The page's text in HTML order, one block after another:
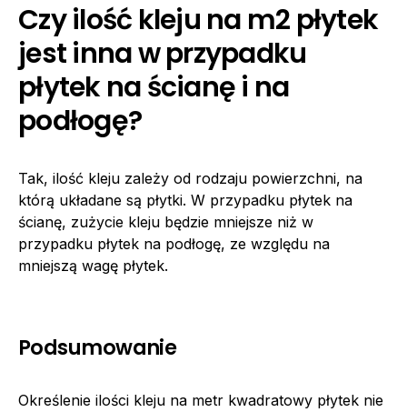
Czy ilość kleju na m2 płytek
jest inna w przypadku
płytek na ścianę i na
podłogę?
Tak, ilość kleju zależy od rodzaju powierzchni, na
którą układane są płytki. W przypadku płytek na
ścianę, zużycie kleju będzie mniejsze niż w
przypadku płytek na podłogę, ze względu na
mniejszą wagę płytek.
Podsumowanie
Określenie ilości kleju na metr kwadratowy płytek nie